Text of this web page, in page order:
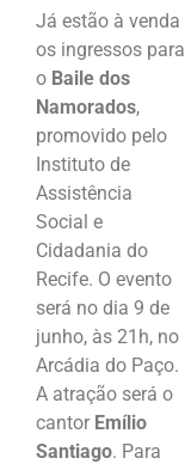
Já estão à venda
os ingressos para
o Baile dos
Namorados,
promovido pelo
Instituto de
Assistência
Social e
Cidadania do
Recife. O evento
será no dia 9 de
junho, às 21h, no
Arcádia do Paço.
A atração será o
cantor Emílio
Santiago. Para